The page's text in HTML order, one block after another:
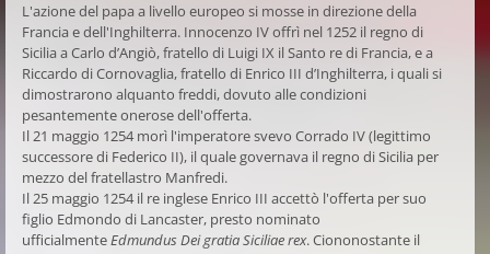
L'azione del papa a livello europeo si mosse in direzione della
Francia e dell'Inghilterra. Innocenzo IV offrì nel 1252 il regno di
Sicilia a Carlo d’Angiò, fratello di Luigi IX il Santo re di Francia, e a
Riccardo di Cornovaglia, fratello di Enrico III d’Inghilterra, i quali si
dimostrarono alquanto freddi, dovuto alle condizioni
pesantemente onerose dell'offerta.
Il 21 maggio 1254 morì l'imperatore svevo Corrado IV (legittimo
successore di Federico II), il quale governava il regno di Sicilia per
mezzo del fratellastro Manfredi.
Il 25 maggio 1254 il re inglese Enrico III accettò l'offerta per suo
figlio Edmondo di Lancaster, presto nominato
ufficialmenteEdmundus Dei gratia Siciliae rex. Ciononostante il